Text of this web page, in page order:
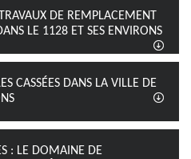
DE REMPLACEMENT
LE 1128 ET SES ENVIRONS
CASSÉES DANS LA VILLE DE
: LE DOMAINE DE